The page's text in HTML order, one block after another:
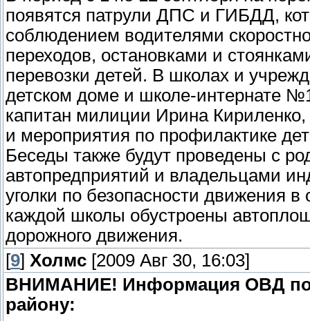
появятся патрули ДПС и ГИБДД,
соблюдением водителями
переходов, остановками и
перевозки детей. В школах и
детском доме и школе-интернате
капитан милиции Ирина
и мероприятия по профилактике
Беседы также будут проведены с
автопредприятий и владельцами
уголки по безопасности движения
каждой школы обустроены
дорожного движения.
[9] Холмс [2009 Авг 30, 16:03]
ВНИМАНИЕ! Информация ОВД по
району: